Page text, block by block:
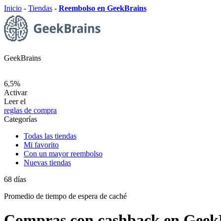
Inicio - Tiendas - Reembolso en GeekBrains
GeekBrains
6,5%
Activar
Leer el
reglas de compra
Categorías
Todas las tiendas
Mi favorito
Con un mayor reembolso
Nuevas tiendas
68 días
Promedio de tiempo de espera de caché